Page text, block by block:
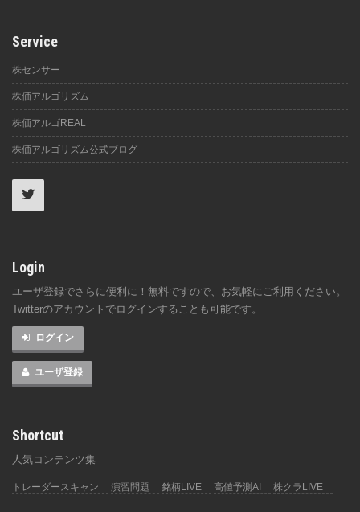
Service
株センサー
株価アルゴリズム
株価アルゴREAL
株価アルゴリズム公式ブログ
Login
ユーザ登録でさらに便利に！無料ですので、お気軽にご利用ください。
Twitterのアカウントでログインすることも可能です。
ログイン
ユーザ登録
Shortcut
人気コンテンツ集
トレーダースキャン 演習問題 銘柄LIVE 高値予測AI 株クラLIVE